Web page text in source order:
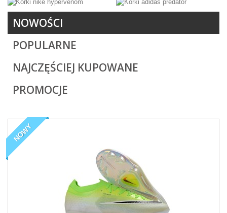
NOWOŚCI
POPULARNE
NAJCZĘŚCIEJ KUPOWANE
PROMOCJE
NOWY